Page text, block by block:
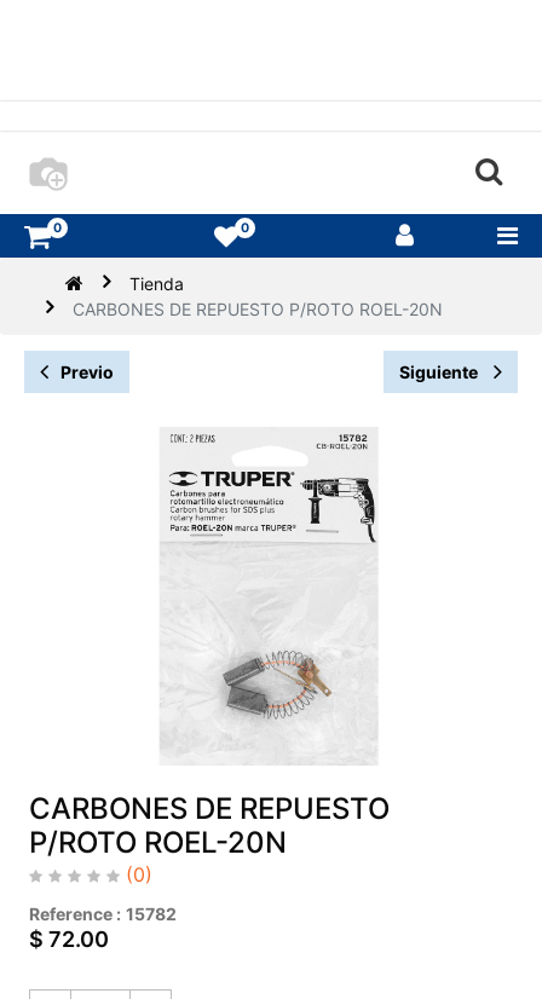
0 0
Tienda
CARBONES DE REPUESTO P/ROTO ROEL-20N
Previo Siguiente
CARBONES DE REPUESTO
P/ROTO ROEL-20N
(0)
Reference : 15782
$ 72.00